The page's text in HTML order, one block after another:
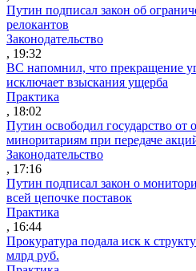
Путин подписал закон об
релокантов
Законодательство
, 19:32
ВС напомнил, что прекращение
исключает взыскания ущерба
Практика
, 18:02
Путин освободил государство от
миноритариям при передаче
Законодательство
, 17:16
Путин подписал закон о
всей цепочке поставок
Практика
, 16:44
Прокуратура подала иск к
млрд руб.